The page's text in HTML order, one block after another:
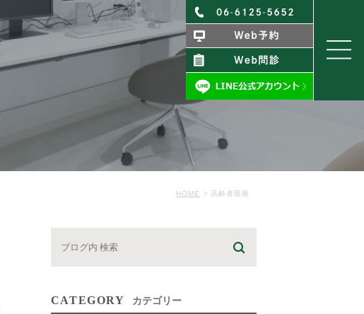
HOME 高齢者医療
CATEGORY カテゴリー